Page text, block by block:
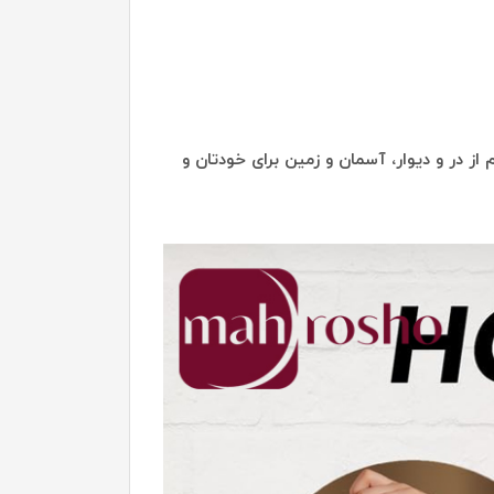
در و دیوار، آسمان و زمین برای خودتان و